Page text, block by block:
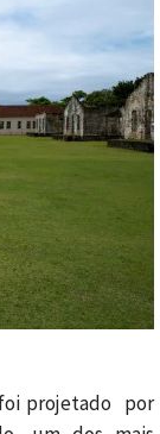
foi projetado por